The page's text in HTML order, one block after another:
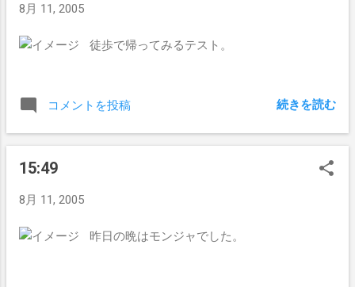
8月 11, 2005
徒歩で帰ってみるテスト。
コメントを投稿 続きを読む
15:49
8月 11, 2005
昨日の晩はモンジャでした。